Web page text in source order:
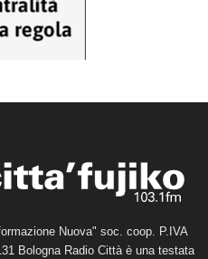
Nuova" soc. coop. P.IVA
Bologna Radio Città è una testata